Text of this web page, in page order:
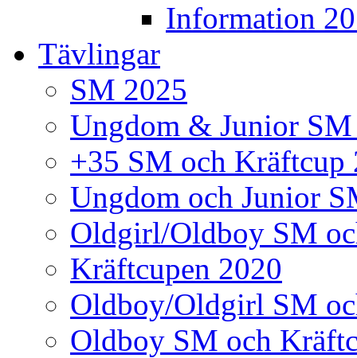
Information
Tävlingar
SM 2025
Ungdom & Junior
+35 SM och Kräftcup
Ungdom och Junior
Oldgirl/Oldboy SM
Kräftcupen 2020
Oldboy/Oldgirl SM
Oldboy SM och